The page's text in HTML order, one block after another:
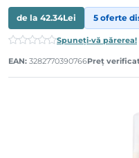
de la 42.34Lei 5 oferte
Spuneți-vă părerea!
EAN: 3282770390766Preț